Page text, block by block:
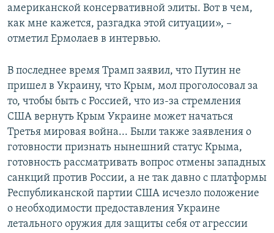
американской консервативной элиты. Вот в чем,
как мне кажется, разгадка этой ситуации», –
отметил Ермолаев в интервью.
В последнее время Трамп заявил, что Путин не
пришел в Украину, что Крым, мол проголосовал за
то, чтобы быть с Россией, что из-за стремления
США вернуть Крым Украине может начаться
Третья мировая война... Были также заявления о
готовности признать нынешний статус Крыма,
готовность рассматривать вопрос отмены западных
санкций против России, а не так давно с платформы
Республиканской партии США исчезло положение
о необходимости предоставления Украине
летального оружия для защиты себя от агрессии